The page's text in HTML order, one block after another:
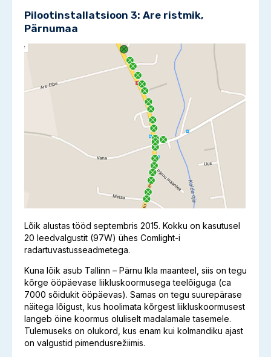
Pilootinstallatsioon 3: Are ristmik,
Pärnumaa
Lõik alustas tööd septembris 2015. Kokku on kasutusel
20 leedvalgustit (97W) ühes Comlight-i
radartuvastusseadmetega.
Kuna lõik asub Tallinn – Pärnu Ikla maanteel, siis on tegu
kõrge ööpäevase liikluskoormusega teelõiguga (ca
7000 sõidukit ööpäevas). Samas on tegu suurepärase
näitega lõigust, kus hoolimata kõrgest liikluskoormusest
langeb öine koormus oluliselt madalamale tasemele.
Tulemuseks on olukord, kus enam kui kolmandiku ajast
on valgustid pimendusrežiimis.